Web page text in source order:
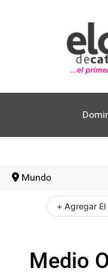
Mundo
+ Agregar
Medio